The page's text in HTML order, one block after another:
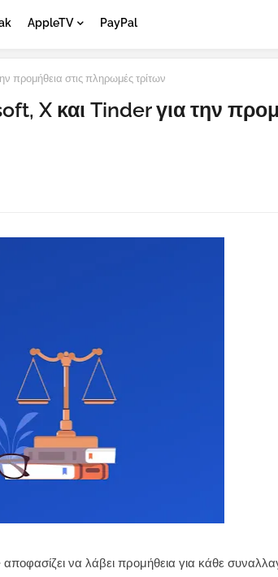
AppleTV PayPal
προμήθεια στις πληρωμές τρίτων
X και Tinder για την
να λάβει προμήθεια για κάθε